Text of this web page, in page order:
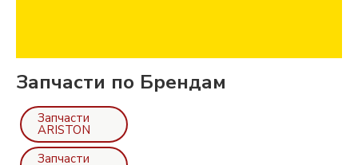
Запчасти по Брендам
Запчасти
ARISTON
Запчасти